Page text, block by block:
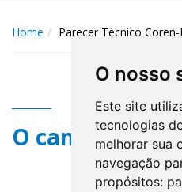
O nosso
Este site
tecnologias
melhorar sua
navegação
propósitos:
Home Parecer Técnico
O campo title